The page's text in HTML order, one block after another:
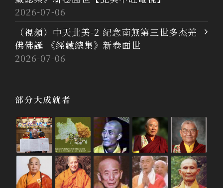
2026-07-06
（視頻）中天北美-2 紀念南無第三世多杰羌
佛佛誕 《經藏總集》新卷面世
2026-07-06
部分大成就者